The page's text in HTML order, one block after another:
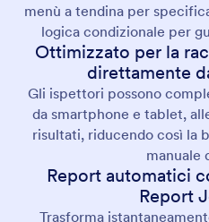
menù a tendina per
logica condizionale per
Ottimizzato per la
direttamente
Gli ispettori possono
da smartphone e tablet,
risultati, riducendo così la
manuale
Report automatici
Report
Trasforma